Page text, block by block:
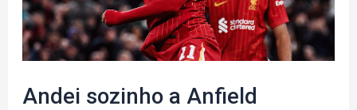
Andei sozinho a Anfield